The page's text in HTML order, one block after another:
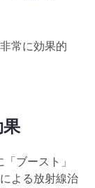
常に効果的
ブースト」
よる放射線治